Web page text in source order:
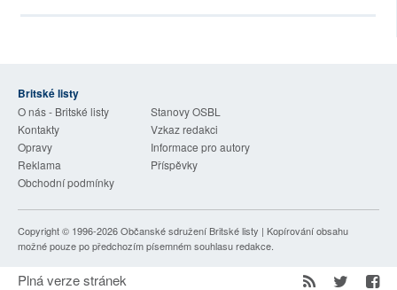
Britské listy
O nás - Britské listy
Stanovy OSBL
Kontakty
Vzkaz redakci
Opravy
Informace pro autory
Reklama
Příspěvky
Obchodní podmínky
Copyright © 1996-2026Občanské sdružení Britské listy | Kopírování obsahu
možné pouze po předchozím písemném souhlasu redakce.
Plná verze stránek